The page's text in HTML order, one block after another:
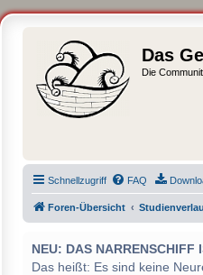
Das
Die
Schnellzugriff FAQ
Foren-Übersicht
NEU: DAS NARRENSCHIFF
Das heißt: Es sind keine